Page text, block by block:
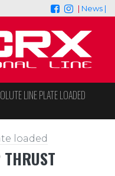
| News |
LINE PLATE LOADED
loaded